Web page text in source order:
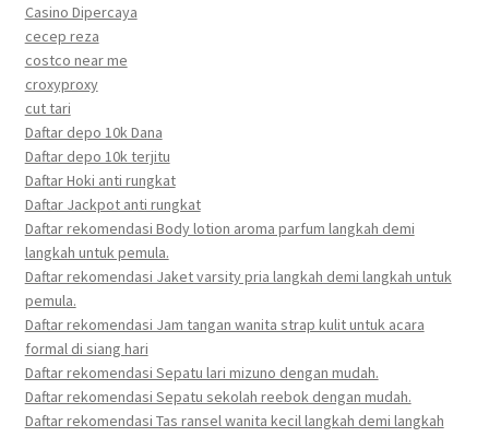
Casino Dipercaya
cecep reza
costco near me
croxyproxy
cut tari
Daftar depo 10k Dana
Daftar depo 10k terjitu
Daftar Hoki anti rungkat
Daftar Jackpot anti rungkat
Daftar rekomendasi Body lotion aroma parfum langkah demi
langkah untuk pemula.
Daftar rekomendasi Jaket varsity pria langkah demi langkah untuk
pemula.
Daftar rekomendasi Jam tangan wanita strap kulit untuk acara
formal di siang hari
Daftar rekomendasi Sepatu lari mizuno dengan mudah.
Daftar rekomendasi Sepatu sekolah reebok dengan mudah.
Daftar rekomendasi Tas ransel wanita kecil langkah demi langkah